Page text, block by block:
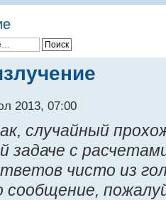
2013, 07:00
случайный
задаче с
чисто из
сообщение,